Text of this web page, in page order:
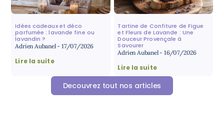
Idées cadeaux et déco
parfumée : lavande fine ou
lavandin ?
Adrien Aubanel 17/07/2026
Lire la suite
Tartine de Confiture de Figue
et Fleurs de Lavande : Une
Douceur Provençale à
Savourer
Adrien Aubanel 16/07/2026
Lire la suite
Decouvrez tout nos articles